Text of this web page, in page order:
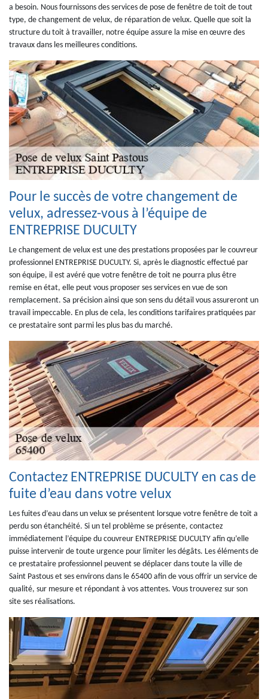
a besoin. Nous fournissons des services de pose de fenêtre de toit de tout
type, de changement de velux, de réparation de velux. Quelle que soit la
structure du toit à travailler, notre équipe assure la mise en œuvre des
travaux dans les meilleures conditions.
Pour le succès de votre changement de
velux, adressez-vous à l’équipe de
ENTREPRISE DUCULTY
Le changement de velux est une des prestations proposées par le couvreur
professionnel ENTREPRISE DUCULTY. Si, après le diagnostic effectué par
son équipe, il est avéré que votre fenêtre de toit ne pourra plus être
remise en état, elle peut vous proposer ses services en vue de son
remplacement. Sa précision ainsi que son sens du détail vous assureront un
travail impeccable. En plus de cela, les conditions tarifaires pratiquées par
ce prestataire sont parmi les plus bas du marché.
Contactez ENTREPRISE DUCULTY en cas de
fuite d’eau dans votre velux
Les fuites d’eau dans un velux se présentent lorsque votre fenêtre de toit a
perdu son étanchéité. Si un tel problème se présente, contactez
immédiatement l’équipe du couvreur ENTREPRISE DUCULTY afin qu’elle
puisse intervenir de toute urgence pour limiter les dégâts. Les éléments de
ce prestataire professionnel peuvent se déplacer dans toute la ville de
Saint Pastous et ses environs dans le 65400 afin de vous offrir un service de
qualité, sur mesure et répondant à vos attentes. Vous trouverez sur son
site ses réalisations.